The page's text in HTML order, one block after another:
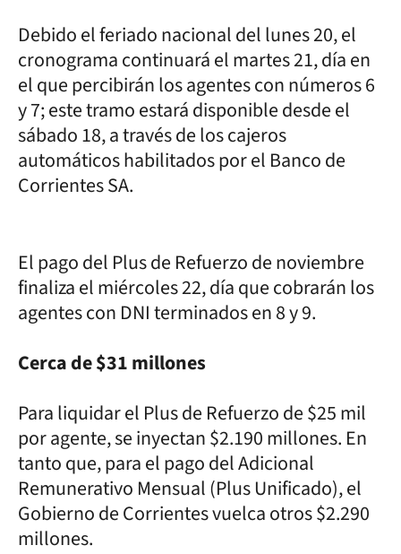
Debido el feriado nacional del lunes 20, el
cronograma continuará el martes 21, día en
el que percibirán los agentes con números 6
y 7; este tramo estará disponible desde el
sábado 18, a través de los cajeros
automáticos habilitados por el Banco de
Corrientes SA.
El pago del Plus de Refuerzo de noviembre
finaliza el miércoles 22, día que cobrarán los
agentes con DNI terminados en 8 y 9.
Cerca de $31 millones
Para liquidar el Plus de Refuerzo de $25 mil
por agente, se inyectan $2.190 millones. En
tanto que, para el pago del Adicional
Remunerativo Mensual (Plus Unificado), el
Gobierno de Corrientes vuelca otros $2.290
millones.